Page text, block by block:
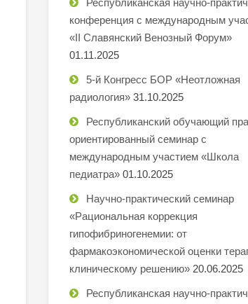
Республиканская научно-
конференция с международным
«II Славянский Венозный Форум»
01.11.2025
5-й Конгресс БОР «Неотложная
радиология» 31.10.2025
Республиканский обучающий
ориентированный семинар с
международным участием «Школа
педиатра» 01.10.2025
Научно-практический семинар
«Рациональная коррекция
гипофибриногенемии: от
фармакоэкономической оценки
клиническому решению» 20.06.2025
Республиканская научно-